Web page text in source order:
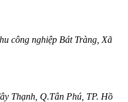
công nghiệp Bát Tràng, Xã
Thạnh, Q.Tân Phú, TP. Hồ